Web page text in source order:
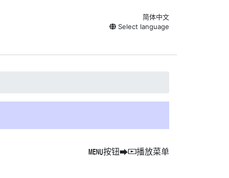
简体中文
Select language
G按钮UD播放菜单